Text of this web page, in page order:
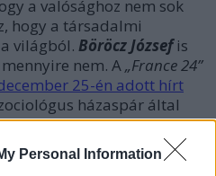
Personal Information
a valósághoz nem sok
hogy a társadalmi
világból. Böröcz Józsefis
nem. A„France 24”
25-én adott hírt
házaspár által
a társadalmi
állító új
belül tízezer kelt el. A